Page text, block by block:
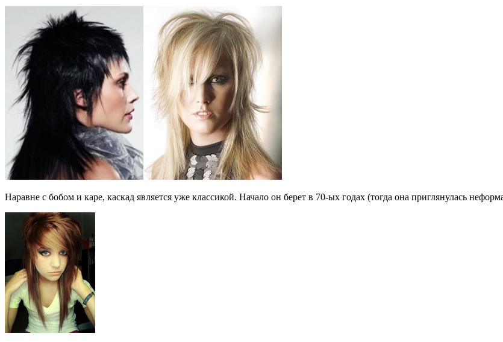
Наравне с бобом и каре, каскад является уже классикой. Начало он берет в 70-ых годах (тогда она приглянулась